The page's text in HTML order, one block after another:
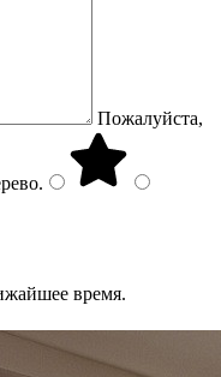
Пожалуйста,
.
время.